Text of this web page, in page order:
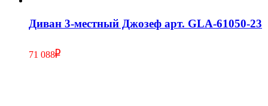
Диван 3-местный Джозеф арт. GLA-61050-23
71 088